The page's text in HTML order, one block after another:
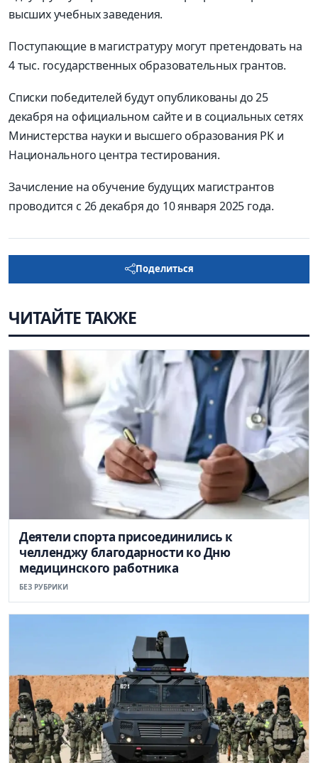
высших учебных заведения.
Поступающие в магистратуру могут претендовать на
4 тыс. государственных образовательных грантов.
Списки победителей будут опубликованы до 25
декабря на официальном сайте и в социальных сетях
Министерства науки и высшего образования РК и
Национального центра тестирования.
Зачисление на обучение будущих магистрантов
проводится с 26 декабря до 10 января 2025 года.
Поделиться
ЧИТАЙТЕ ТАКЖЕ
Деятели спорта присоединились к
челленджу благодарности ко Дню
медицинского работника
БЕЗ РУБРИКИ